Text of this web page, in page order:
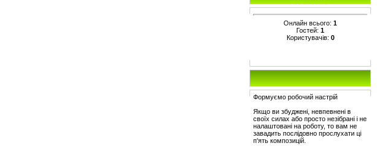
Онлайн всього: 1
Гостей: 1
Користувачів: 0
Формуємо робочий настрій
Якщо ви збуджені, невпевнені в
своїх силах або просто незібрані і не
налаштовані на роботу, то вам не
завадить послідовно прослухати ці
п'ять композицій.